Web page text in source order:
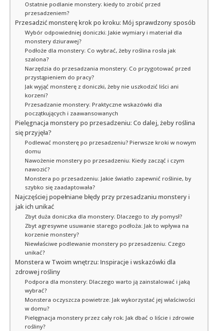
Ostatnie podlanie monstery: kiedy to zrobić przed
przesadzeniem?
Przesadzić monsterę krok po kroku: Mój sprawdzony sposób
Wybór odpowiedniej doniczki: Jakie wymiary i materiał dla
monstery dziurawej?
Podłoże dla monstery: Co wybrać, żeby roślina rosła jak
szalona?
Narzędzia do przesadzania monstery: Co przygotować przed
przystąpieniem do pracy?
Jak wyjąć monsterę z doniczki, żeby nie uszkodzić liści ani
korzeni?
Przesadzanie monstery: Praktyczne wskazówki dla
początkujących i zaawansowanych
Pielęgnacja monstery po przesadzeniu: Co dalej, żeby roślina
się przyjęła?
Podlewać monsterę po przesadzeniu? Pierwsze kroki w nowym
domu
Nawożenie monstery po przesadzeniu: Kiedy zacząć i czym
nawozić?
Monstera po przesadzeniu: Jakie światło zapewnić roślinie, by
szybko się zaadaptowała?
Najczęściej popełniane błędy przy przesadzaniu monstery i
jak ich unikać
Zbyt duża doniczka dla monstery: Dlaczego to zły pomysł?
Zbyt agresywne usuwanie starego podłoża: Jak to wpływa na
korzenie monstery?
Niewłaściwe podlewanie monstery po przesadzeniu: Czego
unikać?
Monstera w Twoim wnętrzu: Inspiracje i wskazówki dla
zdrowej rośliny
Podpora dla monstery: Dlaczego warto ją zainstalować i jaką
wybrać?
Monstera oczyszcza powietrze: Jak wykorzystać jej właściwości
w domu?
Pielęgnacja monstery przez cały rok: Jak dbać o liście i zdrowie
rośliny?